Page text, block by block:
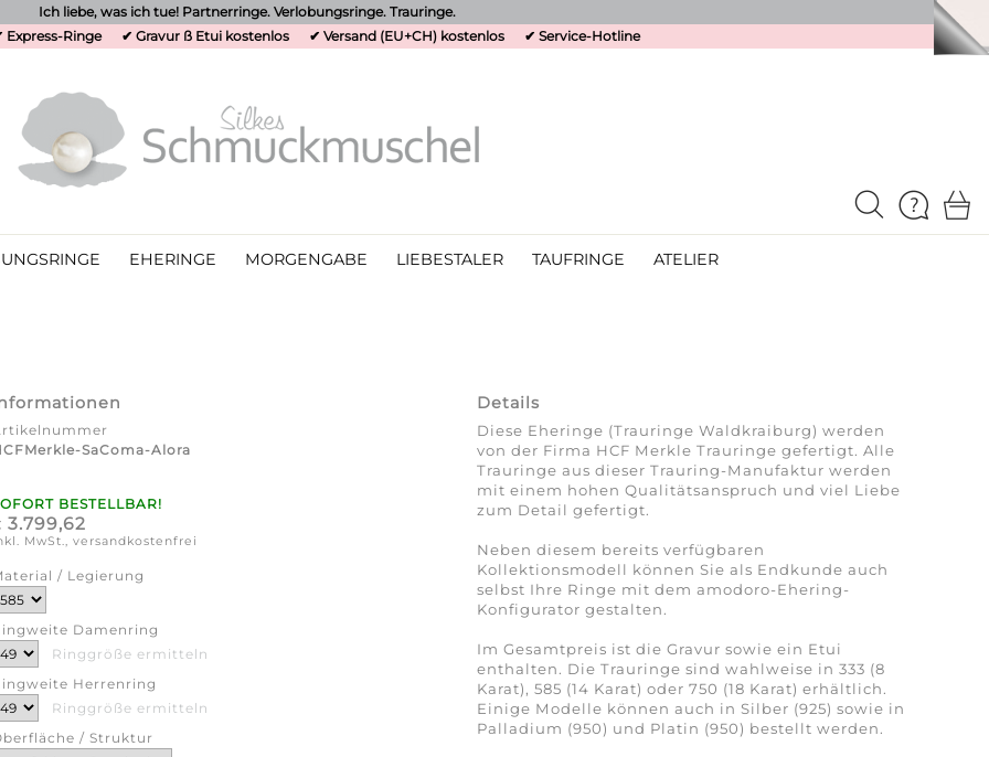
Ich liebe, was ich tue! Partnerringe. Verlobungsringe. Trauringe.
Express-Ringe
✔ Gravur ß Etui kostenlos ✔ Versand (EU+CH) kostenlos ✔ Service-Hotline
EHERINGE MORGENGABE LIEBESTALER TAUFRINGE ATELIER
SaComa-Alora
BESTELLBAR!
3.799,62
MwSt., versandkostenfrei
/ Legierung
Damenring
Ringgröße ermitteln
Herrenring
Ringgröße ermitteln
/ Struktur
Details
Diese Eheringe (Trauringe Waldkraiburg) werden
von der Firma HCF Merkle Trauringe gefertigt. Alle
Trauringe aus dieser Trauring-Manufaktur werden
mit einem hohen Qualitätsanspruch und viel Liebe
zum Detail gefertigt.
Neben diesem bereits verfügbaren
Kollektionsmodell können Sie als Endkunde auch
selbst Ihre Ringe mit dem amodoro-Ehering-
Konfigurator gestalten.
Im Gesamtpreis ist die Gravur sowie ein Etui
enthalten. Die Trauringe sind wahlweise in 333 (8
Karat), 585 (14 Karat) oder 750 (18 Karat) erhältlich.
Einige Modelle können auch in Silber (925) sowie in
Palladium (950) und Platin (950) bestellt werden.